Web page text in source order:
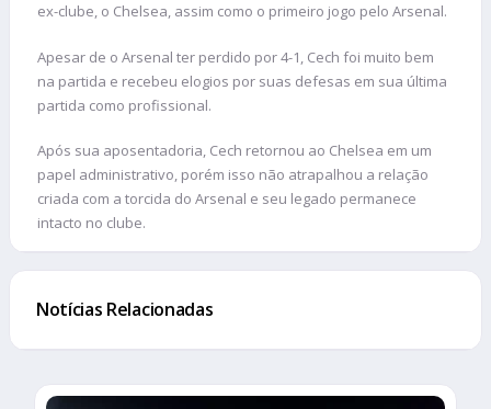
ex-clube, o Chelsea, assim como o primeiro jogo pelo Arsenal.
Apesar de o Arsenal ter perdido por 4-1, Cech foi muito bem
na partida e recebeu elogios por suas defesas em sua última
partida como profissional.
Após sua aposentadoria, Cech retornou ao Chelsea em um
papel administrativo, porém isso não atrapalhou a relação
criada com a torcida do Arsenal e seu legado permanece
intacto no clube.
Notícias Relacionadas